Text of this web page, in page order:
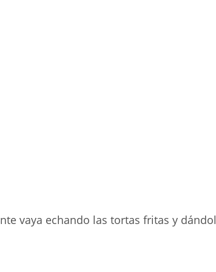
vaya echando las tortas fritas y